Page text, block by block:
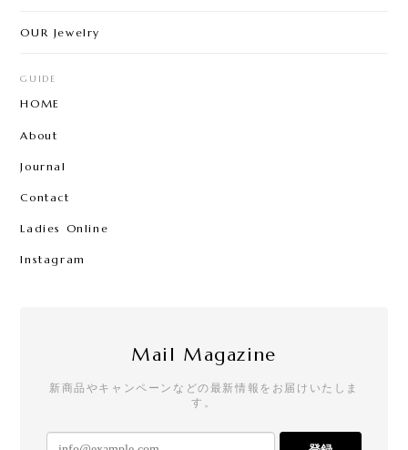
OUR Jewelry
GUIDE
HOME
About
Journal
Contact
Ladies Online
Instagram
Mail Magazine
新商品やキャンペーンなどの最新情報をお届けいたしま
す。